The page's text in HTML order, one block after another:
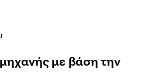
με βάση την